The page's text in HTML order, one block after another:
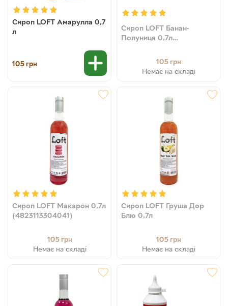
Сироп LOFT Амарулла 0,7
л
105грн
Сироп LOFT Банан-
Полуниця 0,7л
105 грн
Немає на складі
Сироп LOFT Макарон 0,7л
(4823113304041)
105 грн
Немає на складі
Сироп LOFT Груша Дор
Блю 0,7л
105 грн
Немає на складі